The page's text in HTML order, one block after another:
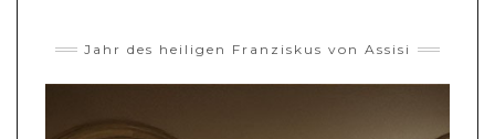
Jahr des heiligen Franziskus von Assisi